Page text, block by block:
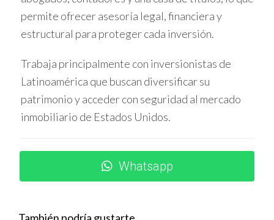
Ideal para quienes toleran cierto riesgo y buscan
ganancias superiores con el tiempo.
patrimonialmente aprovechando tendencias
urbanas.
CASOS PRÁCTICOS Y
EXPERIENCIAS REALES
Éxito en inversión segura en Brickell
permite ofrecer asesoría legal, financiera y
estructural para proteger cada inversión.
Trabaja principalmente con inversionistas de
Latinoamérica que buscan diversificar su
patrimonio y acceder con seguridad al mercado
inmobiliario de Estados Unidos.
Whatsapp